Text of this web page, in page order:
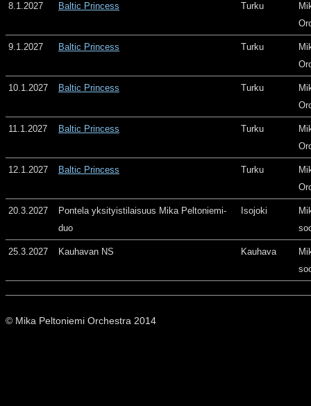
8.1.2027 Baltic Princess Turku
9.1.2027 Baltic Princess Turku
10.1.2027 Baltic Princess Turku
11.1.2027 Baltic Princess Turku
12.1.2027 Baltic Princess Turku
20.3.2027
Pontela yksityistilaisuus Mika Peltoniemi-
duo
Isojoki
25.3.2027 Kauhavan NS Kauhava
© Mika Peltoniemi Orchestra 2014